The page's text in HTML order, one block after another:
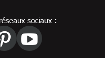
sociaux :